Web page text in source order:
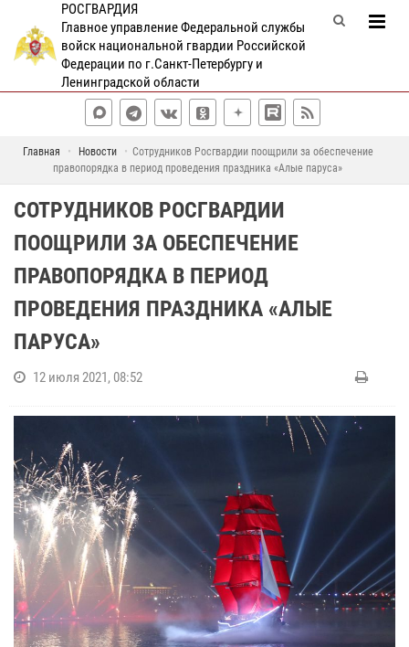
РОСГВАРДИЯ
Главное управление Федеральной службы
войск национальной гвардии Российской
Федерации по г.Санкт-Петербургу и
Ленинградской области
Главная Новости
Сотрудников Росгвардии поощрили за обеспечение
правопорядка в период проведения праздника «Алые паруса»
СОТРУДНИКОВ РОСГВАРДИИ
ПООЩРИЛИ ЗА ОБЕСПЕЧЕНИЕ
ПРАВОПОРЯДКА В ПЕРИОД
ПРОВЕДЕНИЯ ПРАЗДНИКА «АЛЫЕ
ПАРУСА»
12 июля 2021, 08:52